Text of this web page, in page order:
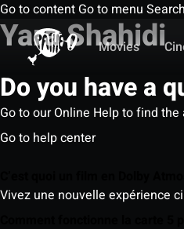
Go to content Go to menu Search
Movies
Yara Shahidi
Do you have a
Go to our Online Help to find the
Go to help center
Vivez une nouvelle expérience